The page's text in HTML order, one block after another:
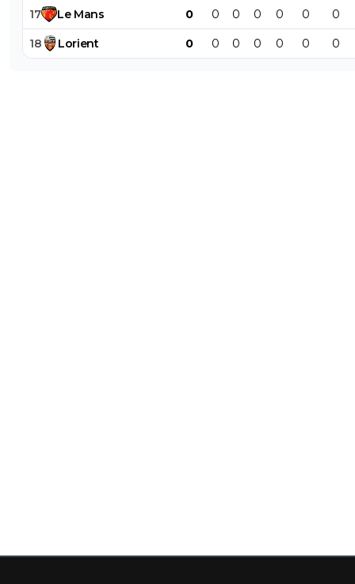
17 Le Mans 0 0 0 0 0 0 0
18 Lorient 0 0 0 0 0 0 0